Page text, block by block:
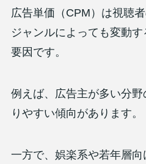
広告単価（CPM）は視聴
ジャンルによっても変動
要因です。
例えば、広告主が多い分
りやすい傾向があります。
一方で、娯楽系や若年層向